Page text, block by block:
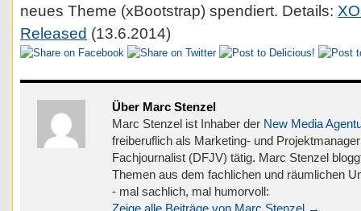
neues Theme (xBootstrap) spendiert. Details:
Released (13.6.2014)
Über Marc Stenzel
Marc Stenzel ist Inhaber der New Media
freiberuflich als Marketing- und
Fachjournalist (DFJV) tätig. Marc Stenzel
Themen aus dem fachlichen und räumlichen
- mal sachlich, mal humorvoll:
Zeige alle Beiträge von Marc Stenzel →